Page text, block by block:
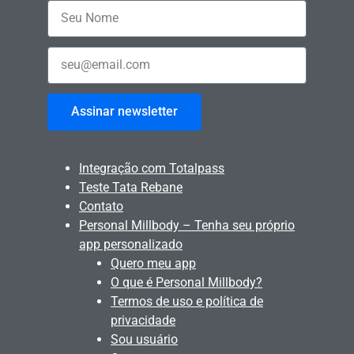
Assinar newsletter
Integração com Totalpass
Teste Tata Rebane
Contato
Personal Millbody – Tenha seu próprio
app personalizado
Quero meu app
O que é Personal Millbody?
Termos de uso e política de
privacidade
Sou usuário